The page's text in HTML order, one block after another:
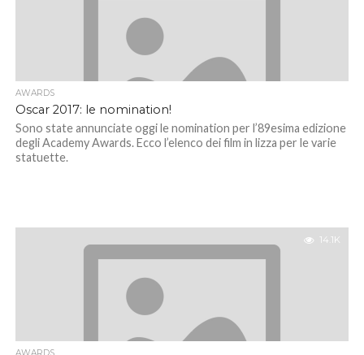
AWARDS
Oscar 2017: le nomination!
Sono state annunciate oggi le nomination per l’89esima edizione
degli Academy Awards. Ecco l’elenco dei film in lizza per le varie
statuette.
14.1K